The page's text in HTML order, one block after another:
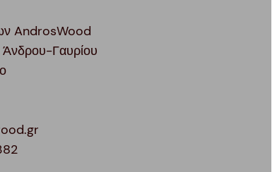
AndrosWood
Άνδρου-Γαυρίου